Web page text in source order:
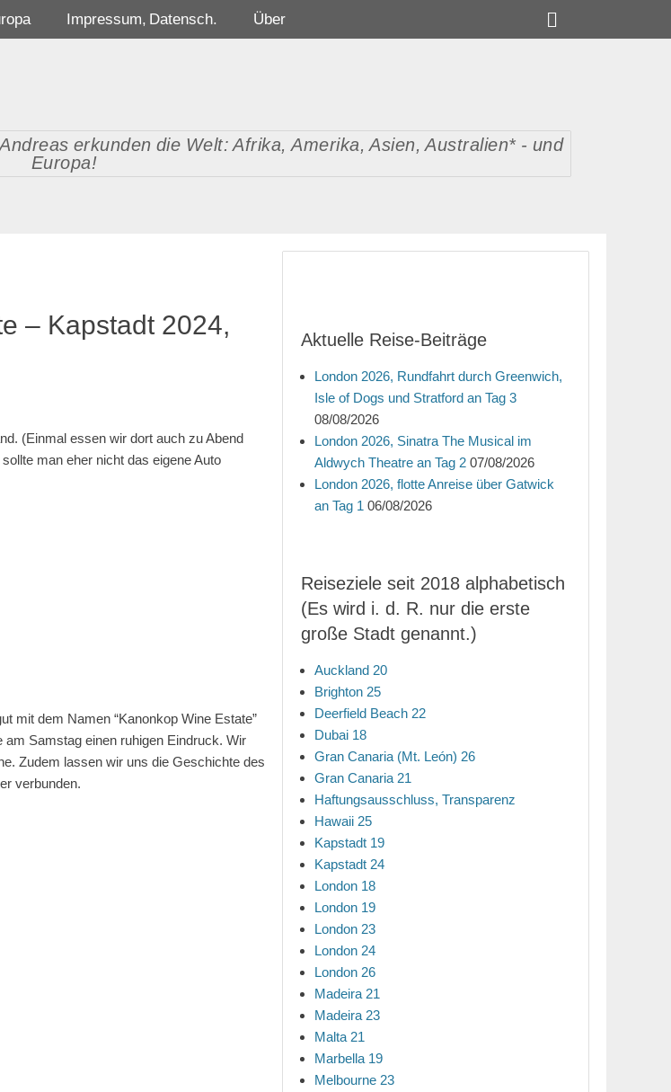
erkunden die Welt: Afrika, Amerika, Asien, Australien* - und
Europa!
Impressum, Datensch. Über
– Kapstadt 2024,
(Einmal essen wir dort auch zu Abend
man eher nicht das eigene Auto
mit dem Namen “Kanonkop Wine Estate”
Samstag einen ruhigen Eindruck. Wir
Zudem lassen wir uns die Geschichte des
verbunden.
Aktuelle Reise-Beiträge
London 2026, Rundfahrt durch Greenwich,
Isle of Dogs und Stratford an Tag 3
08/08/2026
London 2026, Sinatra The Musical im
Aldwych Theatre an Tag 2 07/08/2026
London 2026, flotte Anreise über Gatwick
an Tag 1 06/08/2026
Reiseziele seit 2018 alphabetisch
(Es wird i. d. R. nur die erste
große Stadt genannt.)
Auckland 20
Brighton 25
Deerfield Beach 22
Dubai 18
Gran Canaria (Mt. León) 26
Gran Canaria 21
Haftungsausschluss, Transparenz
Hawaii 25
Kapstadt 19
Kapstadt 24
London 18
London 19
London 23
London 24
London 26
Madeira 21
Madeira 23
Malta 21
Marbella 19
Melbourne 23